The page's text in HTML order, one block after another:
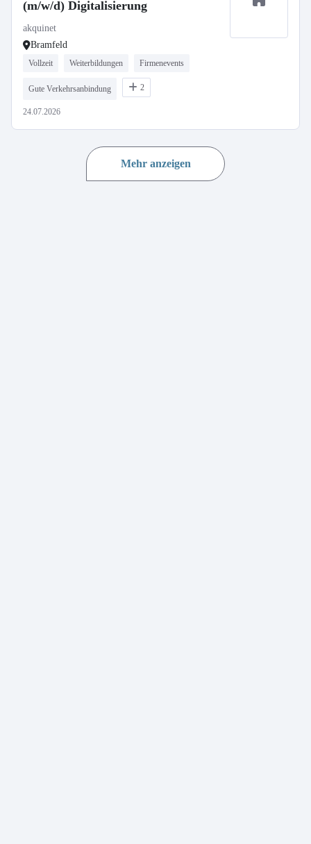
(m/w/d) Digitalisierung
akquinet
Bramfeld
Vollzeit Weiterbildungen Firmenevents
Gute Verkehrsanbindung 2
24.07.2026
Mehr anzeigen